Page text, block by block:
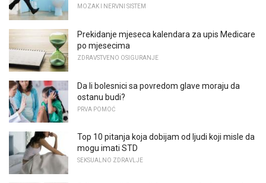
MOZAK I NERVNI SISTEM
Prekidanje mjeseca kalendara za upis Medicare
po mjesecima
ZDRAVSTVENO OSIGURANJE
Da li bolesnici sa povredom glave moraju da
ostanu budi?
PRVA POMOĆ
Top 10 pitanja koja dobijam od ljudi koji misle da
mogu imati STD
SEKSUALNO ZDRAVLJE